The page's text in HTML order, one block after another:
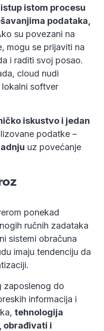
istom procesu
podataka,
su povezani na
mogu se prijaviti na
i raditi svoj posao.
cloud nudi
softver
iskustvo i jedan
podatke –
uz povećanje
ponekad
ručnih zadataka
sistemi obračuna
imaju tendenciju da
zaposlenog do
informacija i
tehnologija
obrađivati i